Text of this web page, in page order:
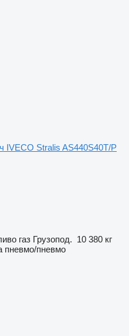
IVECO Stralis AS440S40T/P
газ Грузопод. 10 380 кг
пневмо/пневмо